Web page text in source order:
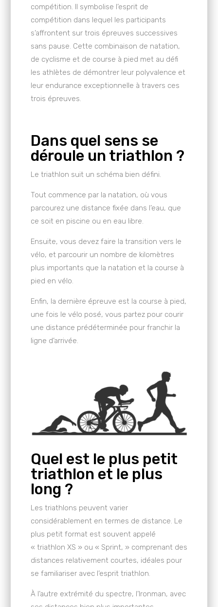
compétition. Il symbolise l’esprit de
compétition dans lequel les participants
s’affrontent sur trois épreuves successives
sans pause. Cette combinaison de natation,
de cyclisme et de course à pied met au défi
les athlètes de démontrer leur polyvalence et
leur endurance exceptionnelle à travers ces
trois épreuves.
Dans quel sens se
déroule un triathlon ?
Le triathlon suit un schéma bien défini.
Tout commence par la natation, où vous
parcourez une distance fixée dans l’eau, que
ce soit en piscine ou en eau libre.
Ensuite, vous devez faire la transition vers le
vélo, et parcourir un nombre de kilomètres
plus importants que la natation et la course à
pied en vélo.
Enfin, la dernière épreuve est la course à pied,
une fois le vélo posé, vous partez pour courir
une distance prédéterminée pour franchir la
ligne d’arrivée.
Quel est le plus petit
triathlon et le plus
long ?
Les triathlons peuvent varier
considérablement en termes de distance. Le
plus petit format est souvent appelé
« triathlon XS » ou « Sprint, » comprenant des
distances relativement courtes, idéales pour
se familiariser avec l’esprit triathlon.
À l’autre extrémité du spectre, l’Ironman, avec